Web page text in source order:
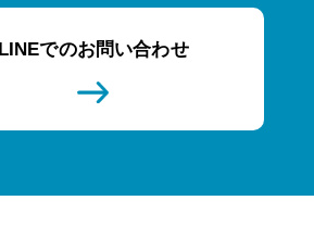
LINEでのお問い合わせ